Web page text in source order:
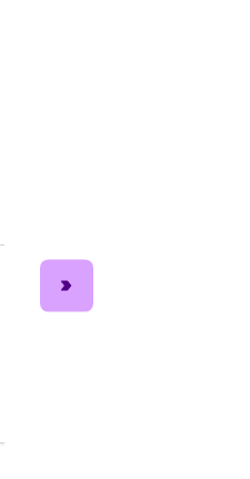
Lucía García -
10 Jul, 2026